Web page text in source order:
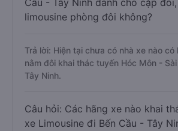
Cầu - Tây Ninh dành cho cặp
limousine phòng đôi không?
Trả lời: Hiện tại chưa có nhà xe nào có
nằm đôi khai thác tuyến Hóc Môn -
Tây Ninh.
Câu hỏi: Các hãng xe nào khai
xe Limousine đi Bến Cầu - Tây